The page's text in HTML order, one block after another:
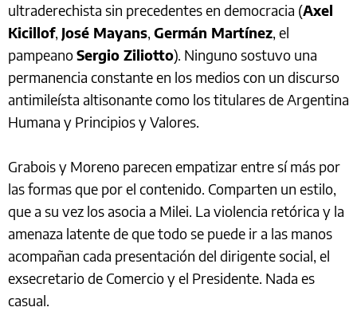
ultraderechista sin precedentes en democracia (Axel
Kicillof, José Mayans, Germán Martínez, el
pampeanoSergio Ziliotto). Ninguno sostuvo una
permanencia constante en los medios con un discurso
antimileísta altisonante como los titulares de Argentina
Humana y Principios y Valores.
Grabois y Moreno parecen empatizar entre sí más por
las formas que por el contenido. Comparten un estilo,
que a su vez los asocia a Milei. La violencia retórica y la
amenaza latente de que todo se puede ir a las manos
acompañan cada presentación del dirigente social, el
exsecretario de Comercio y el Presidente. Nada es
casual.